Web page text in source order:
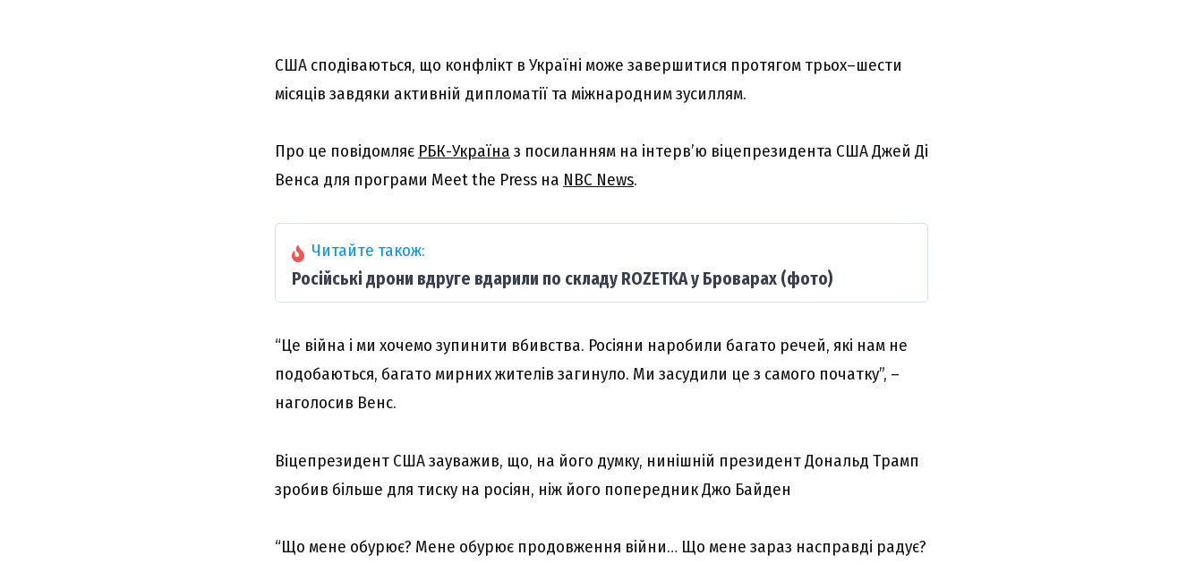
США сподіваються, що конфлікт в Україні може завершитися протягом трьох–шести
місяців завдяки активній дипломатії та міжнародним зусиллям.
Про це повідомляє РБК-Україна з посиланням на інтерв’ю віцепрезидента США Джей Ді
Венса для програми Meet the Press на NBC News.
Читайте також:
Російські дрони вдруге вдарили по складу ROZETKA у Броварах (фото)
“Це війна і ми хочемо зупинити вбивства. Росіяни наробили багато речей, які нам не
подобаються, багато мирних жителів загинуло. Ми засудили це з самого початку”, –
наголосив Венс.
Віцепрезидент США зауважив, що, на його думку, нинішній президент Дональд Трамп
зробив більше для тиску на росіян, ніж його попередник Джо Байден
“Що мене обурює? Мене обурює продовження війни… Що мене зараз насправді радує?